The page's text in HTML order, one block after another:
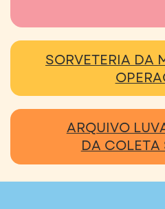
SORVETERIA DA
ARQUIVO
DA COLETA